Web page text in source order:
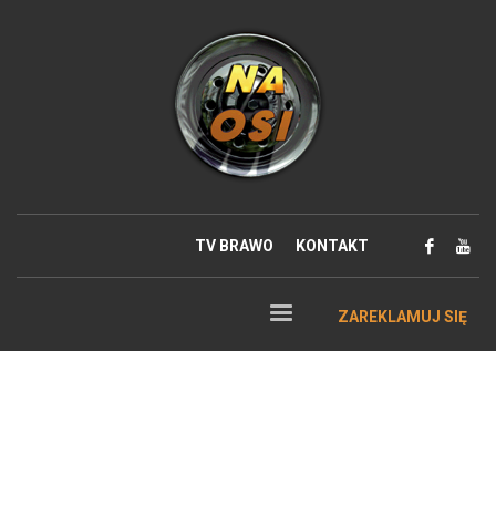
TV BRAWO KONTAKT
ZAREKLAMUJ SIĘ